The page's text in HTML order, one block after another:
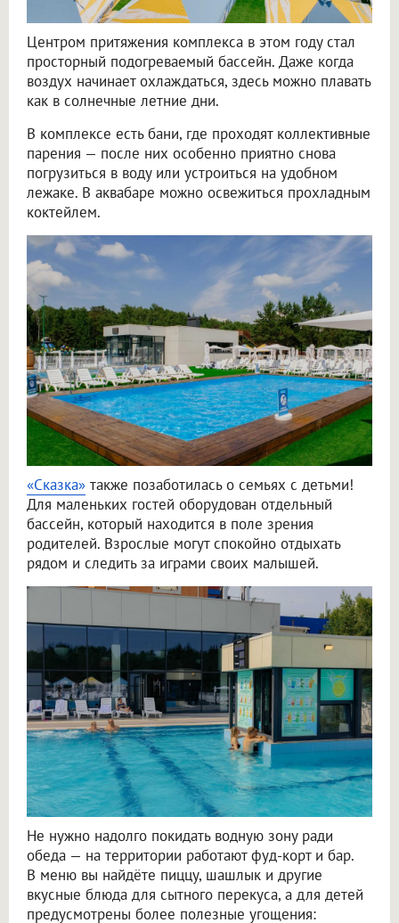
Центром притяжения комплекса в этом году стал
просторный подогреваемый бассейн. Даже когда
воздух начинает охлаждаться, здесь можно плавать
как в солнечные летние дни.
В комплексе есть бани, где проходят коллективные
парения — после них особенно приятно снова
погрузиться в воду или устроиться на удобном
лежаке. В аквабаре можно освежиться прохладным
коктейлем.
«Сказка» также позаботилась о семьях с детьми!
Для маленьких гостей оборудован отдельный
бассейн, который находится в поле зрения
родителей. Взрослые могут спокойно отдыхать
рядом и следить за играми своих малышей.
Не нужно надолго покидать водную зону ради
обеда — на территории работают фуд-корт и бар.
В меню вы найдёте пиццу, шашлык и другие
вкусные блюда для сытного перекуса, а для детей
предусмотрены более полезные угощения: